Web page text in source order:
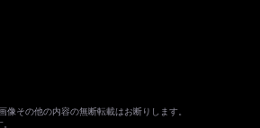
その他の内容の無断転載はお断りします。